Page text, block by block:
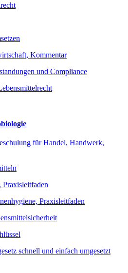
Kommentar
und Compliance
für Handel, Handwerk,
Praxisleitfaden
Praxisleitfaden
schnell und einfach umgesetzt